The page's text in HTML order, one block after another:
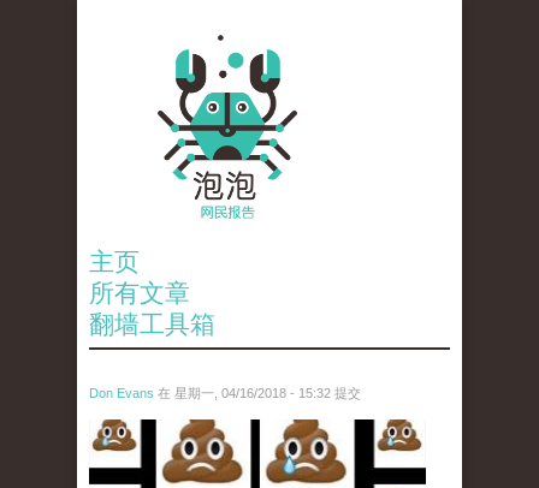
主页
所有文章
翻墙工具箱
Don Evans 在 星期一, 04/16/2018 - 15:32 提交
wechatimg1053.jpeg